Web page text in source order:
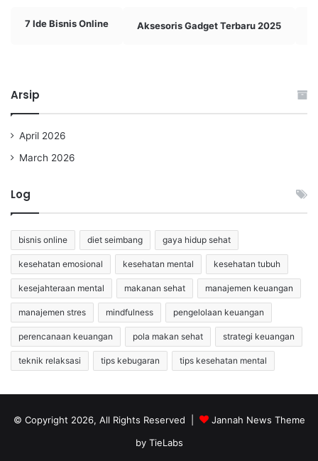
7 Ide Bisnis Online Aksesoris Gadget Terbaru 2025
Arsip
April 2026
March 2026
Log
bisnis online diet seimbang gaya hidup sehat
kesehatan emosional kesehatan mental kesehatan tubuh
kesejahteraan mental makanan sehat manajemen keuangan
manajemen stres mindfulness pengelolaan keuangan
perencanaan keuangan pola makan sehat strategi keuangan
teknik relaksasi tips kebugaran tips kesehatan mental
© Copyright 2026, All Rights Reserved |
Jannah News Theme
by TieLabs